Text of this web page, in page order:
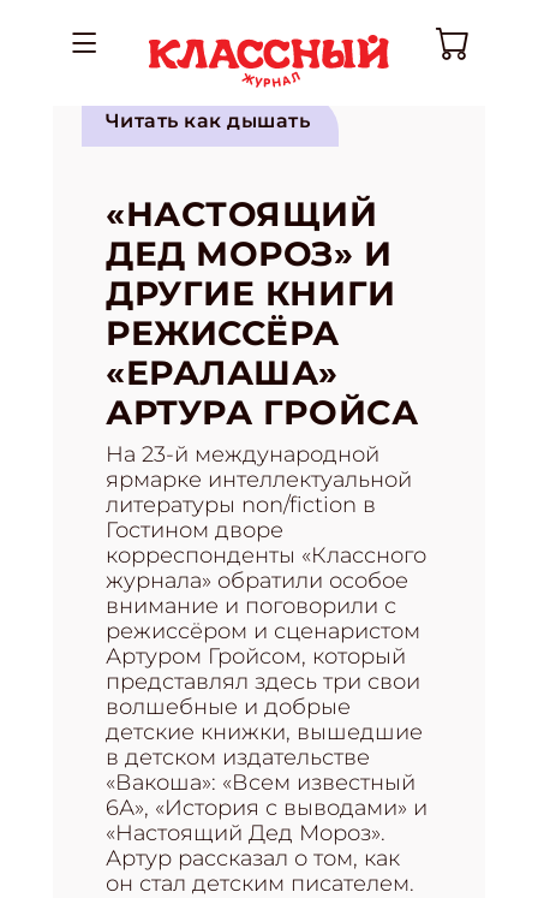
Читать как дышать
«НАСТОЯЩИЙ
ДЕД МОРОЗ» И
ДРУГИЕ КНИГИ
РЕЖИССЁРА
«ЕРАЛАША»
АРТУРА ГРОЙСА
На 23-й международной
ярмарке интеллектуальной
литературы non/fiction в
Гостином дворе
корреспонденты «Классного
журнала» обратили особое
внимание и поговорили с
режиссёром и сценаристом
Артуром Гройсом, который
представлял здесь три свои
волшебные и добрые
детские книжки, вышедшие
в детском издательстве
«Вакоша»: «Всем известный
6А», «История с выводами» и
«Настоящий Дед Мороз».
Артур рассказал о том, как
он стал детским писателем.